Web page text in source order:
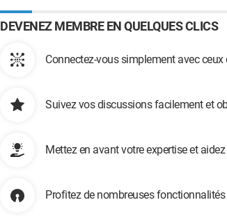
DEVENEZ MEMBRE EN QUELQUES CLICS
Connectez-vous simplement avec
Suivez vos discussions facilement et
Mettez en avant votre expertise et
Profitez de nombreuses